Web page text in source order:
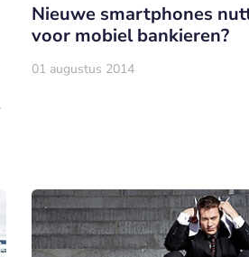
Nieuwe smartphones
voor mobiel bankieren?
01 augustus 2014